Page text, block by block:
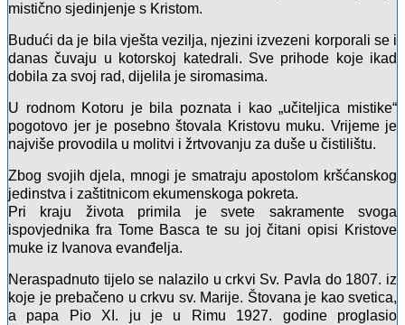
mistično sjedinjenje s Kristom.
Budući da je bila vješta vezilja, njezini izvezeni korporali se i
danas čuvaju u kotorskoj katedrali. Sve prihode koje ikad
dobila za svoj rad, dijelila je siromasima.
U rodnom Kotoru je bila poznata i kao „učiteljica mistike“
pogotovo jer je posebno štovala Kristovu muku. Vrijeme je
najviše provodila u molitvi i žrtvovanju za duše u čistilištu.
Zbog svojih djela, mnogi je smatraju apostolom kršćanskog
jedinstva i zaštitnicom ekumenskoga pokreta.
Pri kraju života primila je svete sakramente svoga
ispovjednika fra Tome Basca te su joj čitani opisi Kristove
muke iz Ivanova evanđelja.
Neraspadnuto tijelo se nalazilo u crkvi Sv. Pavla do 1807. iz
koje je prebačeno u crkvu sv. Marije. Štovana je kao svetica,
a papa Pio XI. ju je u Rimu 1927. godine proglasio